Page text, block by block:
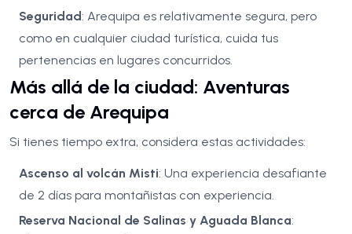
Seguridad: Arequipa es relativamente segura, pero
como en cualquier ciudad turística, cuida tus
pertenencias en lugares concurridos.
Más allá de la ciudad: Aventuras
cerca de Arequipa
Si tienes tiempo extra, considera estas actividades:
Ascenso al volcán Misti: Una experiencia desafiante
de 2 días para montañistas con experiencia.
Reserva Nacional de Salinas y Aguada Blanca: